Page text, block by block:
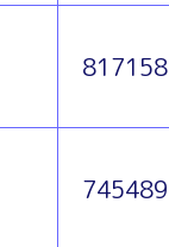
817158
745489